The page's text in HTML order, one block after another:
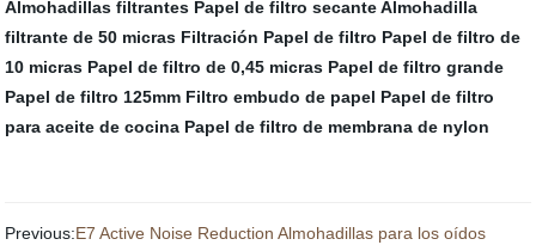
Almohadillas filtrantes Papel de filtro secante Almohadilla
filtrante de 50 micras Filtración Papel de filtro Papel de filtro de
10 micras Papel de filtro de 0,45 micras Papel de filtro grande
Papel de filtro 125mm Filtro embudo de papel Papel de filtro
para aceite de cocina Papel de filtro de membrana de nylon
Previous:E7 Active Noise Reduction Almohadillas para los oídos